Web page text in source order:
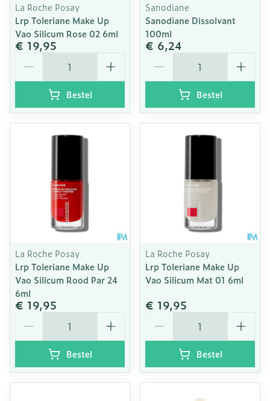
La Roche Posay
Lrp Toleriane Make Up
Vao Silicum Rose 02 6ml
€ 19,95
Bestel
Sanodiane
Sanodiane Dissolvant
100ml
€ 6,24
Bestel
La Roche Posay
Lrp Toleriane Make Up
Vao Silicum Rood Par 24
6ml
€ 19,95
Bestel
La Roche Posay
Lrp Toleriane Make Up
Vao Silicum Mat 01 6ml
€ 19,95
Bestel